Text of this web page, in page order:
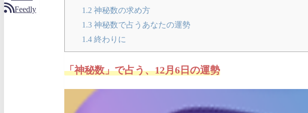
Feedly
1.2 神秘数の求め方
1.3 神秘数で占うあなたの運勢
1.4 終わりに
「神秘数」で占う、12月6日の運勢